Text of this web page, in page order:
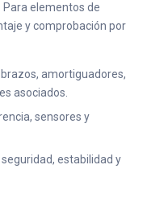
elementos de
y comprobación por
amortiguadores,
asociados.
sensores y
estabilidad y